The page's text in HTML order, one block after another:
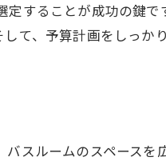
することが成功の鍵で
て、予算計画をしっか
スルームのスペースを